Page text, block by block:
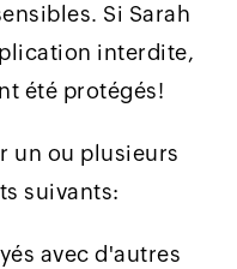
Si Sarah
interdite,
été protégés!
un ou plusieurs
suivants:
avec d'autres